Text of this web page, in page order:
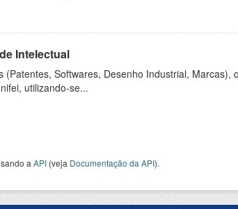
Intelectual
Softwares, Desenho Industrial, Marcas),
utilizando-se...
a API (veja Documentação da API).